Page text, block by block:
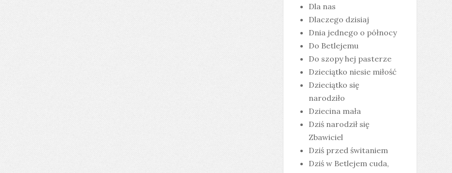
Dla nas
Dlaczego dzisiaj
Dnia jednego o północy
Do Betlejemu
Do szopy hej pasterze
Dzieciątko niesie miłość
Dzieciątko się
narodziło
Dziecina mała
Dziś narodził się
Zbawiciel
Dziś przed świtaniem
Dziś w Betlejem cuda,